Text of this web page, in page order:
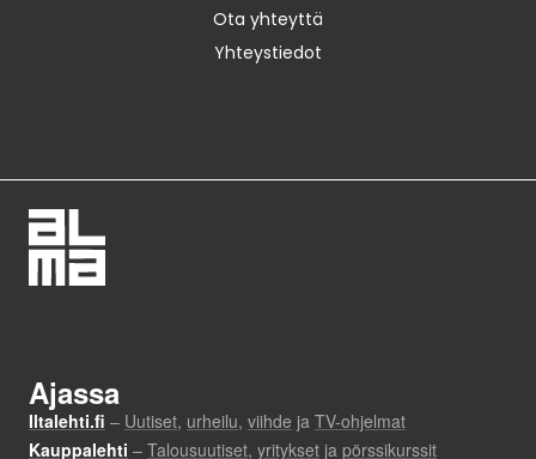
Ota yhteyttä
Yhteystiedot